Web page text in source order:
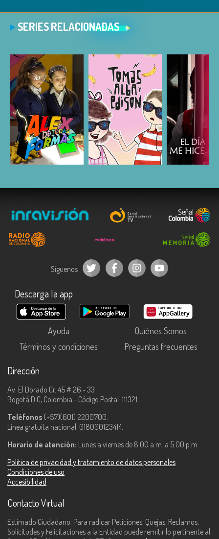
SERIES RELACIONADAS
ESCUCHAR ESCUCHAR
Síguenos
Descarga la app
Ayuda
Quiénes Somos
Términos y condiciones
Preguntas frecuentes
Dirección
Av. El Dorado Cr. 45 # 26 - 33
Bogotá D.C, Colombia - Código Postal: 111321
Teléfonos (+57)(601) 2200700.
Línea gratuita nacional: 018000123414.
Horario de atención: Lunes a viernes de 8:00 a.m. a 5:00 p.m.
Política de privacidad y tratamiento de datos personales
Condiciones de uso
Accesibilidad
Contacto Virtual
Estimado Ciudadano: Para radicar Peticiones, Quejas, Reclamos,
Solicitudes y Felicitaciones a la Entidad puede remitir lo pertinente al